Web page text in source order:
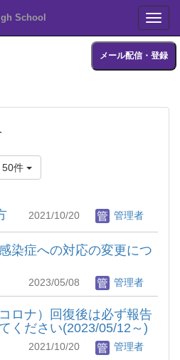
School
メール配信・登録
50件
2021/10/20 管理者
染症への対応の変更につ
2023/05/08 管理者
ロナ）回復後は必ず報告
ください(2023/05/12～)
2021/10/20 管理者